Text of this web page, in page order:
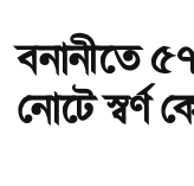
বনানীতে
নোটে স্বর্ণ